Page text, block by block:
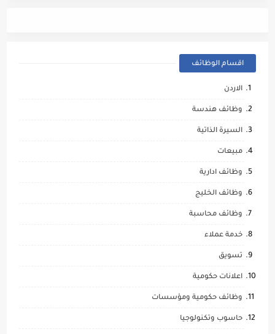
اقسام الوظائف
الاردن
وظائف هندسة
السيرة الذاتية
مبيعات
وظائف ادارية
وظائف الخليج
وظائف محاسبة
خدمة عملاء
تسويق
اعلانات حكومية
وظائف حكومية ومؤسسات
حاسوب وتكنولوجيا